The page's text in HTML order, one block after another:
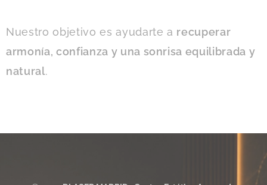
Nuestro objetivo es ayudarte a recuperar
armonía, confianza y una sonrisa equilibrada y
natural.